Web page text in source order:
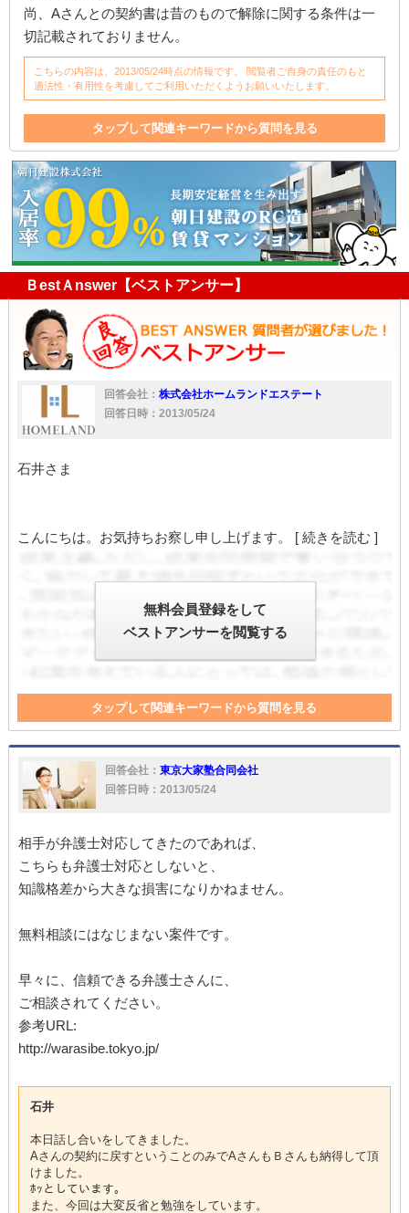
尚、Aさんとの契約書は昔のもので解除に関する条件は一
切記載されておりません。
こちらの内容は、2013/05/24時点の情報です。 閲覧者ご自身の責任のもと
適法性・有用性を考慮してご利用いただくようお願いいたします。
タップして関連キーワードから質問を見る
建物 解約 相続 債務不履行 内容証明郵便
契約書
駐車場
催促 家
支払い
駐車
居住用
ＢestＡnswer【ベストアンサー】
回答会社： 株式会社ホームランドエステート
回答日時：2013/05/24
石井さま
こんにちは。お気持ちお察し申し上げます。 [ 続きを読む ]
無料会員登録をして
ベストアンサーを閲覧する
タップして関連キーワードから質問を見る
滞納 法的手続き
回答会社： 東京大家塾合同会社
回答日時：2013/05/24
相手が弁護士対応してきたのであれば、
こちらも弁護士対応としないと、
知識格差から大きな損害になりかねません。
無料相談にはなじまない案件です。
早々に、信頼できる弁護士さんに、
ご相談されてください。
参考URL:
http://warasibe.tokyo.jp/
石井
本日話し合いをしてきました。
Aさんの契約に戻すということのみでAさんもＢさんも納得して頂
けました。
ﾎｯとしています。
また、今回は大変反省と勉強をしています。